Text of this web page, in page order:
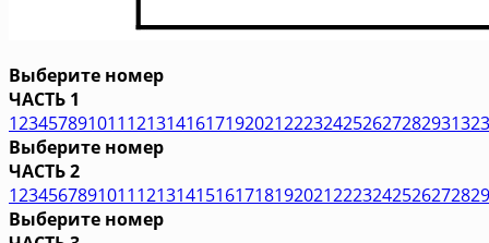
Выберите номер
ЧАСТЬ 1
123457891011121314161719202122232425262728293132
Выберите номер
ЧАСТЬ 2
1234567891011121314151617181920212223242526272829
Выберите номер